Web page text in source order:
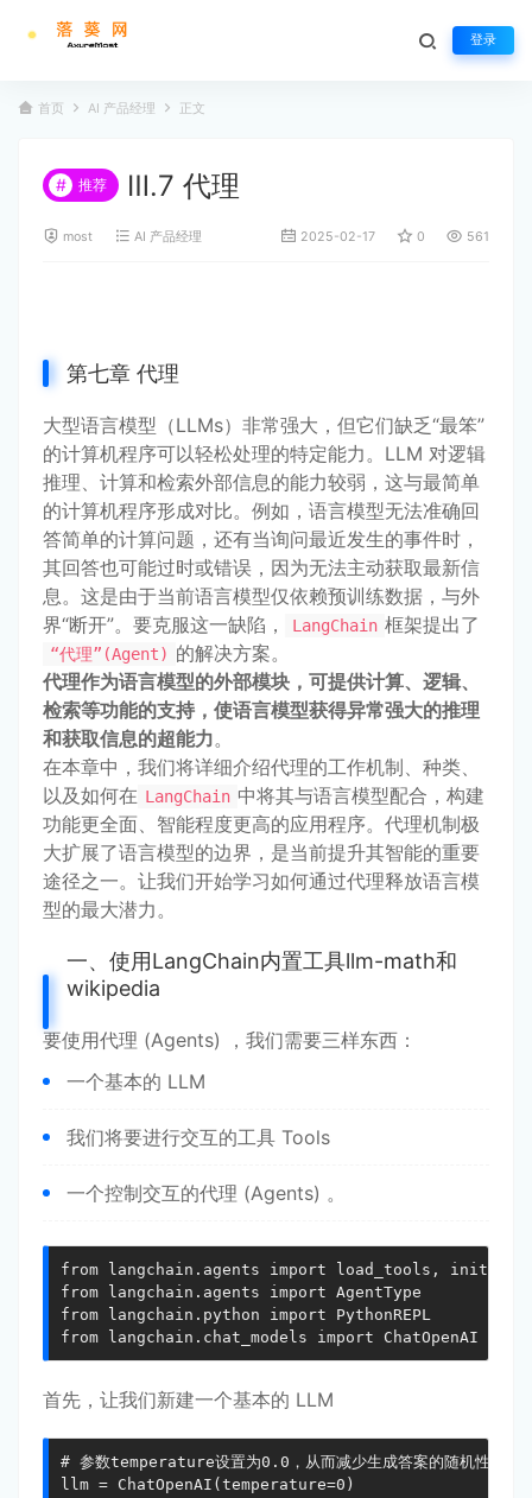
登录
首页 AI 产品经理 正文
# 推荐 Ⅲ.7 代理
most AI 产品经理 2025-02-17 0 561
第七章 代理
大型语言模型（LLMs）非常强大，但它们缺乏“最笨”
的计算机程序可以轻松处理的特定能力。LLM 对逻辑
推理、计算和检索外部信息的能力较弱，这与最简单
的计算机程序形成对比。例如，语言模型无法准确回
答简单的计算问题，还有当询问最近发生的事件时，
其回答也可能过时或错误，因为无法主动获取最新信
息。这是由于当前语言模型仅依赖预训练数据，与外
界“断开”。要克服这一缺陷，
LangChain 框架提出了
“代理”(Agent) 的解决方案。
代理作为语言模型的外部模块，可提供计算、逻辑、
检索等功能的支持，使语言模型获得异常强大的推理
和获取信息的超能力。
在本章中，我们将详细介绍代理的工作机制、种类、
以及如何在 LangChain 中将其与语言模型配合，构建
功能更全面、智能程度更高的应用程序。代理机制极
大扩展了语言模型的边界，是当前提升其智能的重要
途径之一。让我们开始学习如何通过代理释放语言模
型的最大潜力。
一、使用LangChain内置工具llm-math和
wikipedia
要使用代理 (Agents) ，我们需要三样东西：
一个基本的 LLM
我们将要进行交互的工具 Tools
一个控制交互的代理 (Agents) 。
from langchain.agents import load_tools,
from langchain.agents import AgentType
from langchain.python import PythonREPL
from langchain.chat_models import ChatOpenAI
首先，让我们新建一个基本的 LLM
# 参数temperature设置为0.0，从而减少生成答案的随机性。
llm = ChatOpenAI(temperature=0)